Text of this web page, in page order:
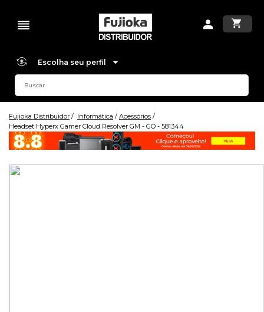
Escolha seu perfil
Fujioka Distribuidor Informática
Acessórios
Headset Hyperx Gamer Cloud Resolver GM - GO - 581344